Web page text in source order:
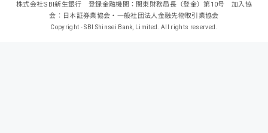
株式会社SBI新生銀行 登録金融機関：関東財務局長（登金）第10号 加入協
会：日本証券業協会・一般社団法人金融先物取引業協会
Copyright - SBI Shinsei Bank, Limited. All rights reserved.